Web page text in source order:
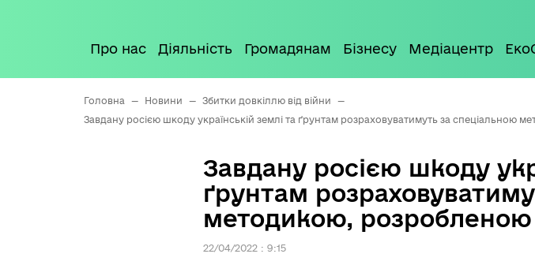
Про нас Діяльність Громадянам Бізнесу Медіацентр
Головна — Новини — Збитки довкіллю від війни
—
Завдану росією шкоду українській землі та ґрунтам розраховуватимуть за спеціальною
Завдану росією шкоду
ґрунтам
методикою, розробленою
22/04/2022 : 9:15